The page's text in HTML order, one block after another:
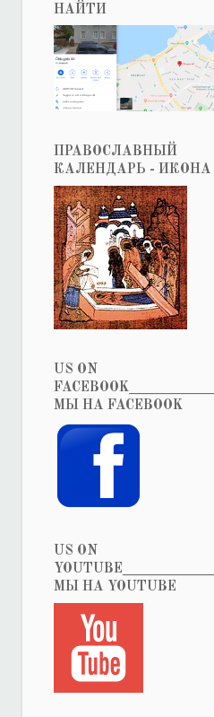
НАЙТИ
ПРАВОСЛАВНЫЙ
КАЛЕНДАРЬ - ИКОНА
US ON
МЫ НА FACEBOOK
US ON
МЫ НА YOUTUBE